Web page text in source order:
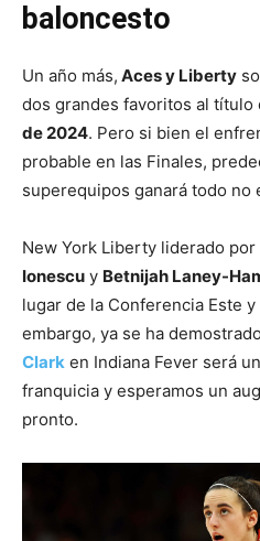
baloncesto
Un año más, Aces y Liberty
dos grandes favoritos al título
de 2024. Pero si bien el
probable en las Finales,
superequipos ganará todo no
New York Liberty liderado
Ionescu y Betnijah Laney-
lugar de la Conferencia Este
embargo, ya se ha
Clark en Indiana Fever será
franquicia y esperamos un
pronto.